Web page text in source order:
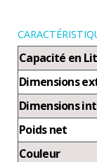
Capacité en
Dimensions
Dimensions
Poids net
Couleur